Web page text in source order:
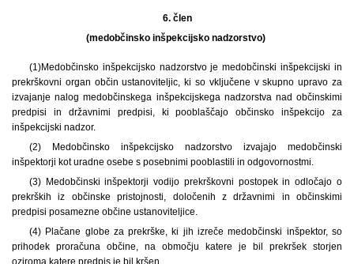
6. člen
(medobčinsko inšpekcijsko nadzorstvo)
(1)Medobčinsko inšpekcijsko nadzorstvo je medobčinski inšpekcijski in
prekrškovni organ občin ustanoviteljic, ki so vključene v skupno upravo za
izvajanje nalog medobčinskega inšpekcijskega nadzorstva nad občinskimi
predpisi in državnimi predpisi, ki pooblaščajo občinsko inšpekcijo za
inšpekcijski nadzor.
(2) Medobčinsko inšpekcijsko nadzorstvo izvajajo medobčinski
inšpektorji kot uradne osebe s posebnimi pooblastili in odgovornostmi.
(3) Medobčinski inšpektorji vodijo prekrškovni postopek in odločajo o
prekrških iz občinske pristojnosti, določenih z državnimi in občinskimi
predpisi posamezne občine ustanoviteljice.
(4) Plačane globe za prekrške, ki jih izreče medobčinski inšpektor, so
prihodek proračuna občine, na območju katere je bil prekršek storjen
oziroma katere predpis je bil kršen.